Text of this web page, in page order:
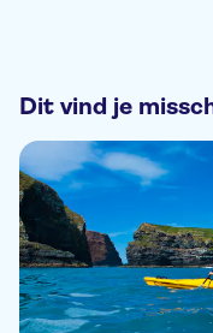
Dit vind je